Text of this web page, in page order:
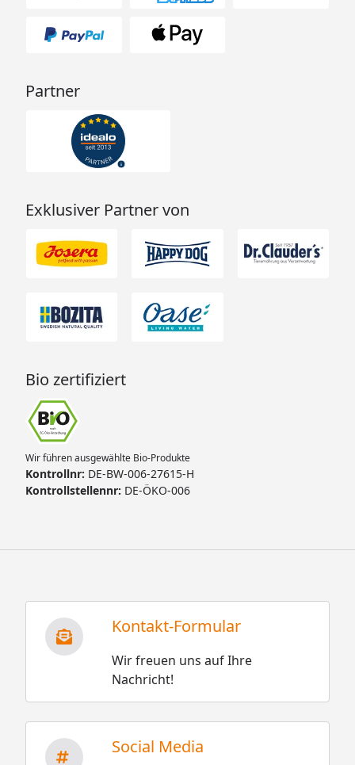
Partner
Exklusiver Partner von
Bio zertifiziert
Wir führen ausgewählte Bio-Produkte
Kontrollnr: DE-BW-006-27615-H
Kontrollstellennr: DE-ÖKO-006
Kontakt-Formular
Wir freuen uns auf Ihre
Nachricht!
Social Media